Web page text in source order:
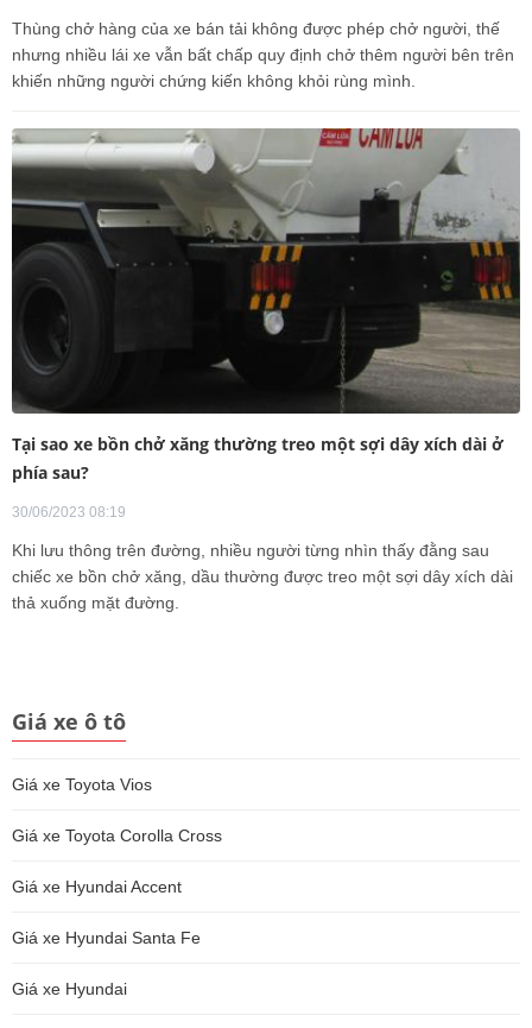
Thùng chở hàng của xe bán tải không được phép chở người, thế
nhưng nhiều lái xe vẫn bất chấp quy định chở thêm người bên trên
khiến những người chứng kiến không khỏi rùng mình.
Tại sao xe bồn chở xăng thường treo một sợi dây xích dài ở
phía sau?
30/06/2023 08:19
Khi lưu thông trên đường, nhiều người từng nhìn thấy đằng sau
chiếc xe bồn chở xăng, dầu thường được treo một sợi dây xích dài
thả xuống mặt đường.
Giá xe ô tô
Giá xe Toyota Vios
Giá xe Toyota Corolla Cross
Giá xe Hyundai Accent
Giá xe Hyundai Santa Fe
Giá xe Hyundai